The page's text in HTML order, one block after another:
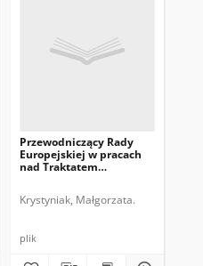
Przewodniczący Rady
Europejskiej w pracach
nad Traktatem
Krystyniak, Małgorzata.
plik